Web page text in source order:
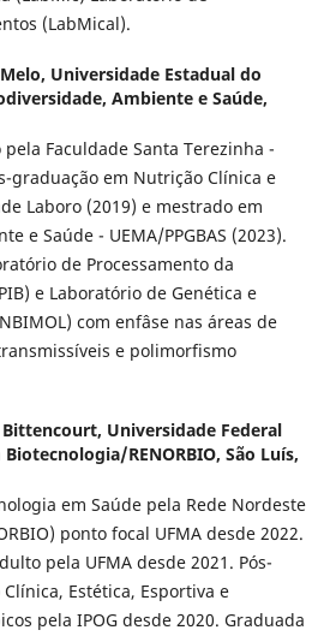
(LabMical).
Universidade Estadual do
Ambiente e Saúde,
Faculdade Santa Terezinha -
graduação em Nutrição Clínica e
Laboro (2019) e mestrado em
e Saúde - UEMA/PPGBAS (2023).
de Processamento da
e Laboratório de Genética e
com enfâse nas áreas de
e polimorfismo
Bittencourt, Universidade Federal
RENORBIO, São Luís,
em Saúde pela Rede Nordeste
ponto focal UFMA desde 2022.
pela UFMA desde 2021. Pós-
Estética, Esportiva e
pela IPOG desde 2020. Graduada